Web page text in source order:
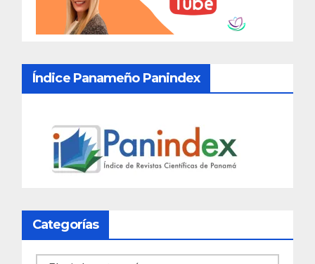
Índice Panameño Panindex
Categorías